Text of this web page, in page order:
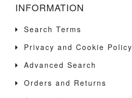
INFORMATION
Search Terms
Privacy and Cookie Policy
Advanced Search
Orders and Returns